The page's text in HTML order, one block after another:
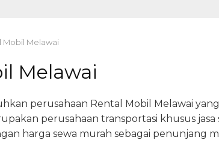
Mobil Melawai
Melawai
perusahaan Rental Mobil Melawai
perusahaan transportasi khusus
harga sewa murah sebagai penunjang